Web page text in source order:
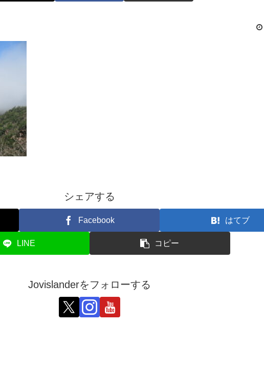
シェアする
Facebook はてブ
LINE コピー
Jovislanderをフォローする